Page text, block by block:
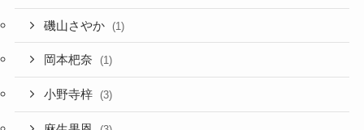
磯山さやか (1)
岡本杷奈 (1)
小野寺梓 (3)